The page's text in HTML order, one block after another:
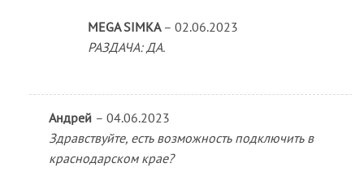
MEGA SIMKA – 02.06.2023
РАЗДАЧА: ДА.
Андрей – 04.06.2023
Здравствуйте, есть возможность подключить в
краснодарском крае?